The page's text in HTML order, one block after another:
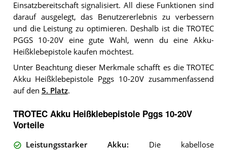
Einsatzbereitschaft signalisiert. All diese Funktionen sind
darauf ausgelegt, das Benutzererlebnis zu verbessern
und die Leistung zu optimieren. Deshalb ist die TROTEC
PGGS 10-20V eine gute Wahl, wenn du eine Akku-
Heißklebepistole kaufen möchtest.
Unter Beachtung dieser Merkmale schafft es die TROTEC
Akku Heißklebepistole Pggs 10-20V zusammenfassend
auf den 5. Platz.
TROTEC Akku Heißklebepistole Pggs 10-20V
Vorteile
Leistungsstarker Akku: Die kabellose